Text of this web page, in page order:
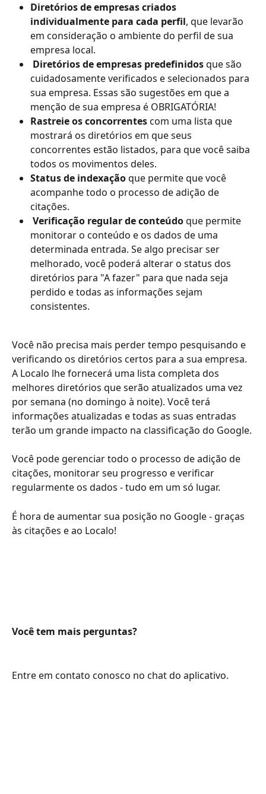
Diretórios de empresas criados
individualmente para cada perfil, que levarão
em consideração o ambiente do perfil de sua
empresa local.
Diretórios de empresas predefinidos que são
cuidadosamente verificados e selecionados para
sua empresa. Essas são sugestões em que a
menção de sua empresa é OBRIGATÓRIA!
Rastreie os concorrentes com uma lista que
mostrará os diretórios em que seus
concorrentes estão listados, para que você saiba
todos os movimentos deles.
Status de indexação que permite que você
acompanhe todo o processo de adição de
citações.
Verificação regular de conteúdo que permite
monitorar o conteúdo e os dados de uma
determinada entrada. Se algo precisar ser
melhorado, você poderá alterar o status dos
diretórios para "A fazer" para que nada seja
perdido e todas as informações sejam
consistentes.
Você não precisa mais perder tempo pesquisando e
verificando os diretórios certos para a sua empresa.
A Localo lhe fornecerá uma lista completa dos
melhores diretórios que serão atualizados uma vez
por semana (no domingo à noite). Você terá
informações atualizadas e todas as suas entradas
terão um grande impacto na classificação do Google.
Você pode gerenciar todo o processo de adição de
citações, monitorar seu progresso e verificar
regularmente os dados - tudo em um só lugar.
É hora de aumentar sua posição no Google - graças
às citações e ao Localo!
Você tem mais perguntas?
Entre em contato conosco no chat do aplicativo.